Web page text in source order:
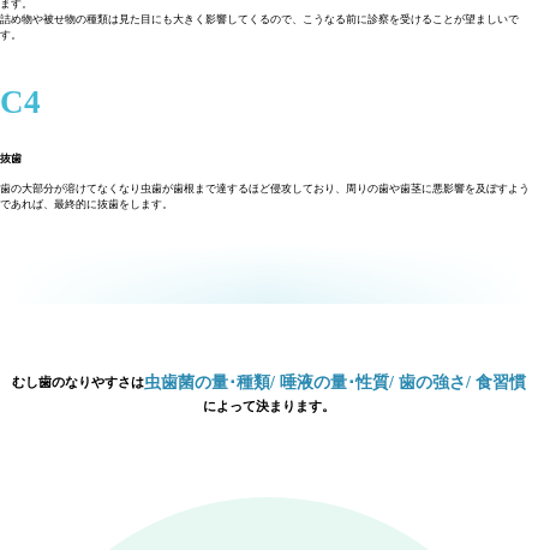
ます。
詰め物や被せ物の種類は見た目にも大きく影響してくるので、こうなる前に診察を受けることが望ましいで
す。
C4
抜歯
歯の大部分が溶けてなくなり虫歯が歯根まで達するほど侵攻しており、周りの歯や歯茎に悪影響を及ぼすよう
であれば、最終的に抜歯をします。
むし歯のなりやすさは虫歯菌の量･種類/ 唾液の量･性質/ 歯の強さ/ 食習慣
によって決まります。